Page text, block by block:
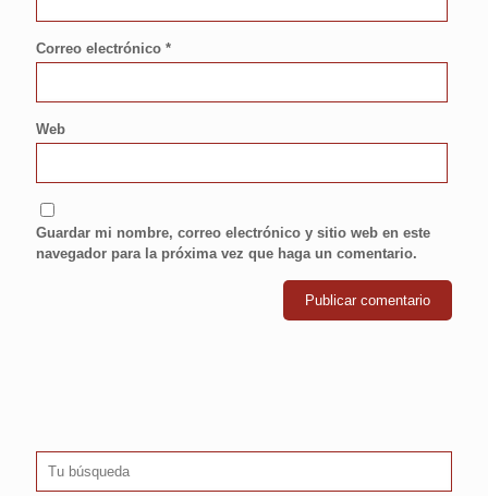
Correo electrónico *
Web
Guardar mi nombre, correo electrónico y sitio web en este
navegador para la próxima vez que haga un comentario.